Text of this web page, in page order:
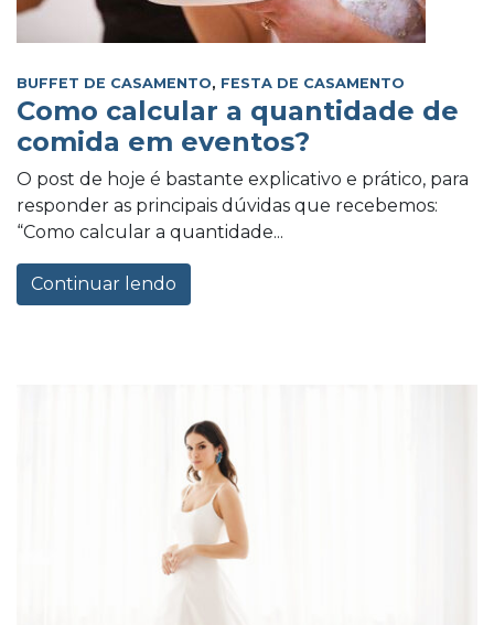
BUFFET DE CASAMENTO, FESTA DE CASAMENTO
Como calcular a quantidade de
comida em eventos?
O post de hoje é bastante explicativo e prático, para
responder as principais dúvidas que recebemos:
“Como calcular a quantidade...
Continuar lendo